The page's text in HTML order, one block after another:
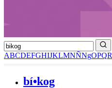
ABCDEFGHIJKLMNÑNgOPQR
bí•kog